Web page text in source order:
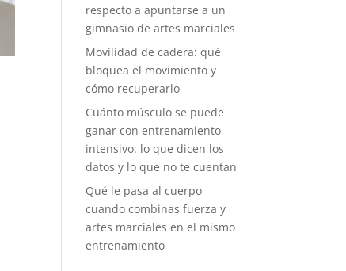
respecto a apuntarse a un
gimnasio de artes marciales
Movilidad de cadera: qué
bloquea el movimiento y
cómo recuperarlo
Cuánto músculo se puede
ganar con entrenamiento
intensivo: lo que dicen los
datos y lo que no te cuentan
Qué le pasa al cuerpo
cuando combinas fuerza y
artes marciales en el mismo
entrenamiento